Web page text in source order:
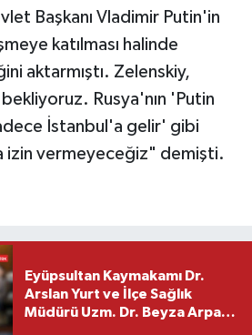
Başkanı Vladimir Putin'in
katılması halinde
aktarmıştı. Zelenskiy,
Rusya'nın 'Putin
İstanbul'a gelir' gibi
izin vermeyeceğiz" demişti.
Eyüpsultan Kaymakamı Dr.
Arslan Yurt ve İlçe Sağlık
Müdürü Uzm. Dr. Beyza Arpacı